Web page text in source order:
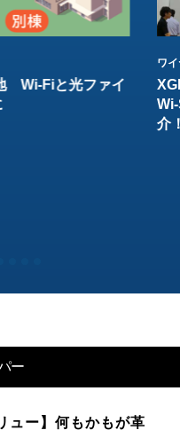
Wi-Fiと光ファイ
ワ
介
ー
ュー】何もかもが革